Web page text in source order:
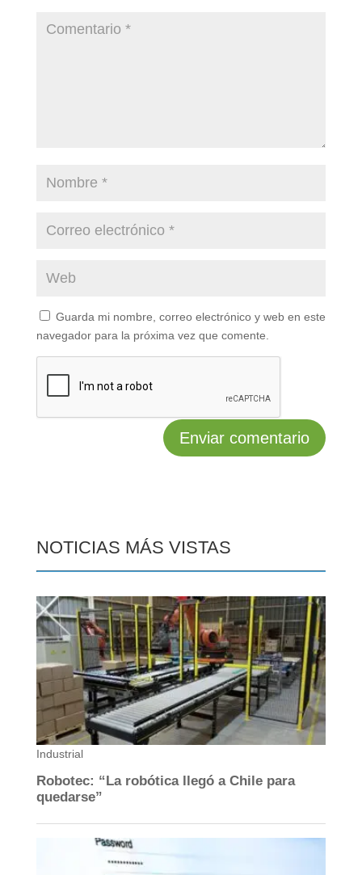
Guarda mi nombre, correo electrónico y web en este
navegador para la próxima vez que comente.
NOTICIAS MÁS VISTAS